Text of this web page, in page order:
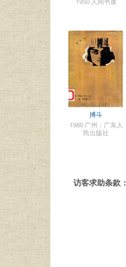
搏斗
1980 广州：广东人
民出版社
访客求助条款：